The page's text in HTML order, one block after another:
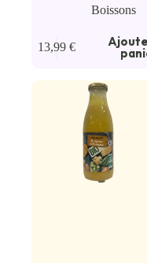
Boissons
13,99€